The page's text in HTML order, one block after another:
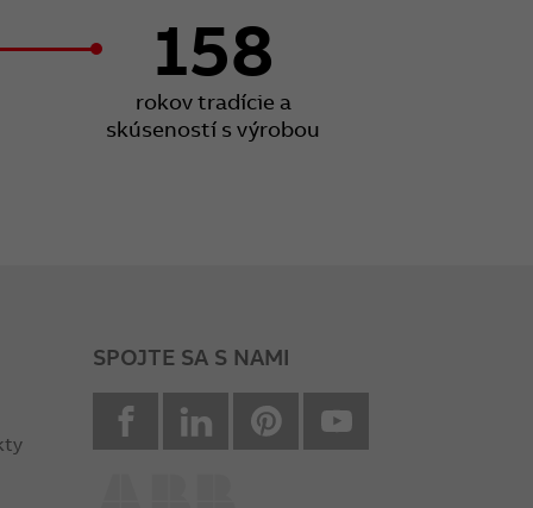
158
rokov tradície a
skúseností s výrobou
SPOJTE SA S NAMI
facebook Linkedin Pinterest